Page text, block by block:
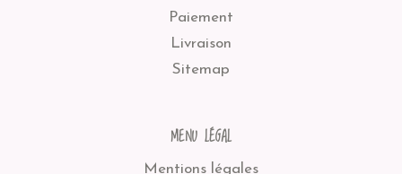
Paiement
Livraison
Sitemap
MENU LÉGAL
Mentions légales